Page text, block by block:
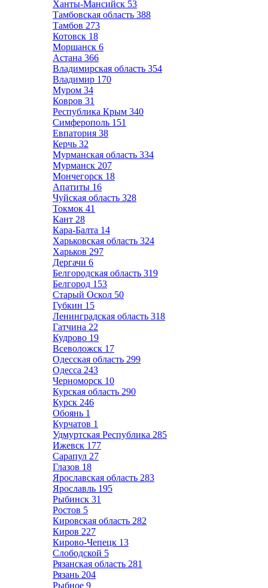
Ханты-Мансийск 53
Тамбовская область 388
Тамбов 273
Котовск 18
Моршанск 6
Астана 366
Владимирская область 354
Владимир 170
Муром 34
Ковров 31
Республика Крым 340
Симферополь 151
Евпатория 38
Керчь 32
Мурманская область 334
Мурманск 207
Мончегорск 18
Апатиты 16
Чуйская область 328
Токмок 41
Кант 28
Кара-Балта 14
Харьковская область 324
Харьков 297
Дергачи 6
Белгородская область 319
Белгород 153
Старый Оскол 50
Губкин 15
Ленинградская область 318
Гатчина 22
Кудрово 19
Всеволожск 17
Одесская область 299
Одесса 243
Черноморск 10
Курская область 290
Курск 246
Обоянь 1
Курчатов 1
Удмуртская Республика 285
Ижевск 177
Сарапул 27
Глазов 18
Ярославская область 283
Ярославль 195
Рыбинск 31
Ростов 5
Кировская область 282
Киров 227
Кирово-Чепецк 13
Слободской 5
Рязанская область 281
Рязань 204
Рыбное 9